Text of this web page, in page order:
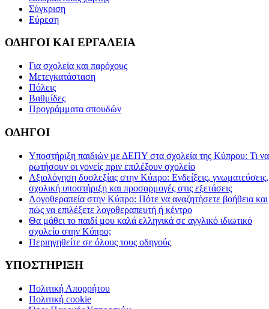
Σύγκριση
Εύρεση
ΟΔΗΓΟΙ ΚΑΙ ΕΡΓΑΛΕΙΑ
Για σχολεία και παρόχους
Μετεγκατάσταση
Πόλεις
Βαθμίδες
Προγράμματα σπουδών
ΟΔΗΓΟΙ
Υποστήριξη παιδιών με ΔΕΠΥ στα σχολεία της Κύπρου: Τι να
ρωτήσουν οι γονείς πριν επιλέξουν σχολείο
Αξιολόγηση δυσλεξίας στην Κύπρο: Ενδείξεις, γνωματεύσεις,
σχολική υποστήριξη και προσαρμογές στις εξετάσεις
Λογοθεραπεία στην Κύπρο: Πότε να αναζητήσετε βοήθεια και
πώς να επιλέξετε λογοθεραπευτή ή κέντρο
Θα μάθει το παιδί μου καλά ελληνικά σε αγγλικό ιδιωτικό
σχολείο στην Κύπρο;
Περιηγηθείτε σε όλους τους οδηγούς
ΥΠΟΣΤΗΡΙΞΗ
Πολιτική Απορρήτου
Πολιτική cookie